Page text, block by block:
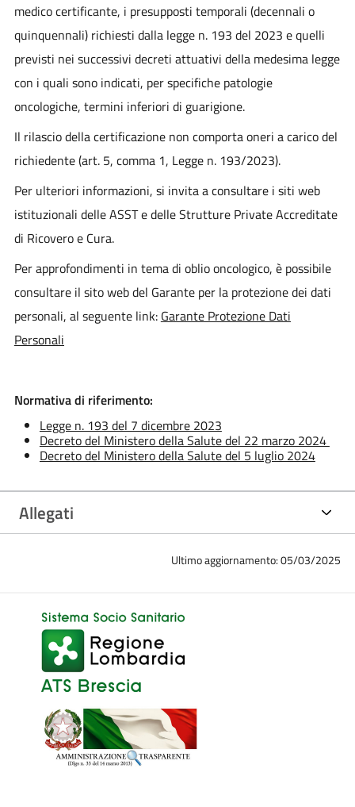
medico certificante, i presupposti temporali (decennali o
quinquennali) richiesti dalla legge n. 193 del 2023 e quelli
previsti nei successivi decreti attuativi della medesima legge
con i quali sono indicati, per specifiche patologie
oncologiche, termini inferiori di guarigione.
Il rilascio della certificazione non comporta oneri a carico del
richiedente (art. 5, comma 1, Legge n. 193/2023).
Per ulteriori informazioni, si invita a consultare i siti web
istituzionali delle ASST e delle Strutture Private Accreditate
di Ricovero e Cura.
Per approfondimenti in tema di oblio oncologico, è possibile
consultare il sito web del Garante per la protezione dei dati
personali, al seguente link: Garante Protezione Dati
Personali
Normativa di riferimento:
Legge n. 193 del 7 dicembre 2023
Decreto del Ministero della Salute del 22 marzo 2024
Decreto del Ministero della Salute del 5 luglio 2024
Allegati
Ultimo aggiornamento: 05/03/2025